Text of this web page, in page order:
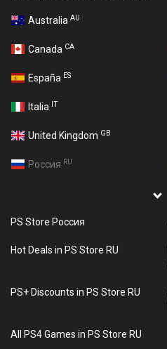
Australia AU
Canada CA
España ES
Italia IT
United Kingdom GB
Россия RU
PS Store Россия
Hot Deals in PS Store RU
PS+ Discounts in PS Store RU
All PS4 Games in PS Store RU